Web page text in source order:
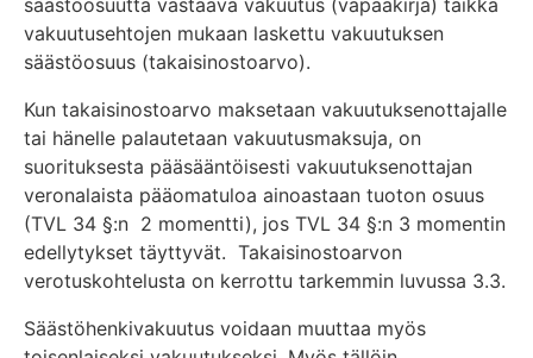
säästöosuutta vastaava vakuutus (vapaakirja) taikka
vakuutusehtojen mukaan laskettu vakuutuksen
säästöosuus (takaisinostoarvo).
Kun takaisinostoarvo maksetaan vakuutuksenottajalle
tai hänelle palautetaan vakuutusmaksuja, on
suorituksesta pääsääntöisesti vakuutuksenottajan
veronalaista pääomatuloa ainoastaan tuoton osuus
(TVL 34 §:n 2 momentti), jos TVL 34 §:n 3 momentin
edellytykset täyttyvät. Takaisinostoarvon
verotuskohtelusta on kerrottu tarkemmin luvussa 3.3.
Säästöhenkivakuutus voidaan muuttaa myös